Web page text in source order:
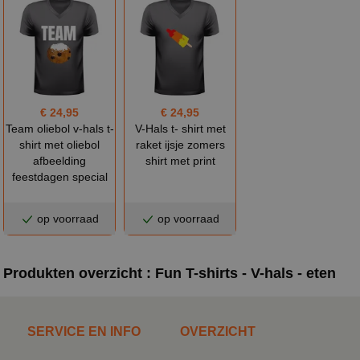
€ 24,95
Team oliebol v-hals t-
shirt met oliebol
afbeelding
feestdagen special
op voorraad
€ 24,95
V-Hals t- shirt met
raket ijsje zomers
shirt met print
op voorraad
Produkten overzicht : Fun T-shirts - V-hals - eten
SERVICE EN INFO OVERZICHT